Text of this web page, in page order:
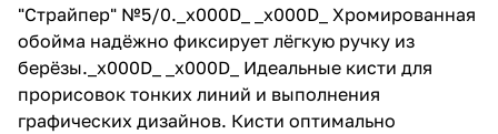
"Страйпер" №5/0._x000D_ _x000D_ Хромированная
обойма надёжно фиксирует лёгкую ручку из
берёзы._x000D_ _x000D_ Идеальные кисти для
прорисовок тонких линий и выполнения
графических дизайнов. Кисти оптимально